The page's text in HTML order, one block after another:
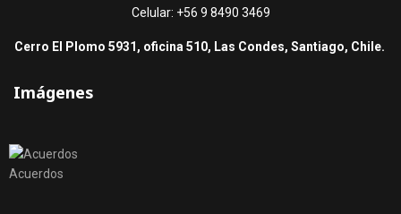
Celular: +56 9 8490 3469
Cerro El Plomo 5931, oficina 510, Las Condes, Santiago, Chile.
Imágenes
Acuerdos